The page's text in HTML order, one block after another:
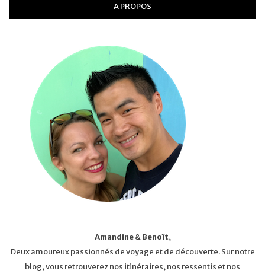
A PROPOS
Amandine&Benoît,
Deux amoureux passionnés de voyage et de découverte. Sur notre
blog, vous retrouverez nos itinéraires, nos ressentis et nos